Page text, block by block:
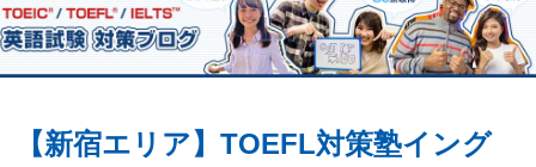
【新宿エリア】TOEFL対策塾イング